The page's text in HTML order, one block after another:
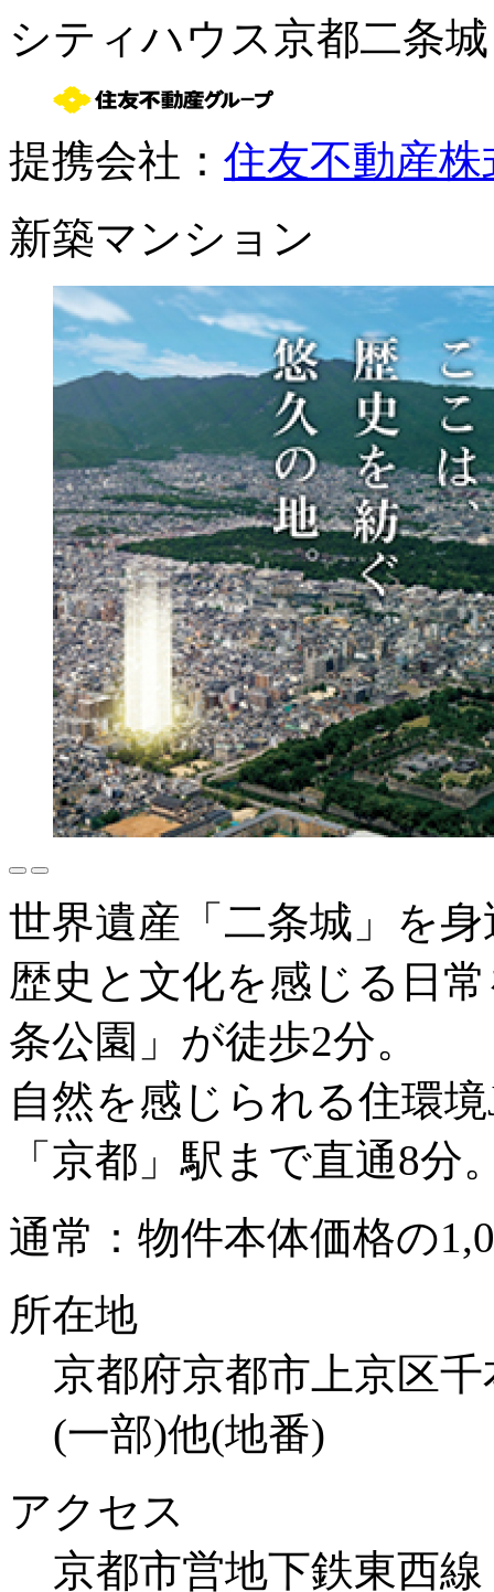
シティハウス京都二条
提携会社： 住友不動産株
新築マンション
世界遺産「二条城」を
歴史と文化を感じる日
条公園」が徒歩2分。
自然を感じられる住環
「京都」駅まで直通8分
通常：物件本体価格の
所在地
京都府京都市上京区
(一部)他(地番)
アクセス
京都市営地下鉄東西